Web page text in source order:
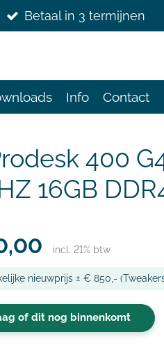
Betaal in 3 termijnen
Info Contact
400
16GB
incl. 21% btw
nieuwprijs ± € 850,-
of dit nog binnenkomt